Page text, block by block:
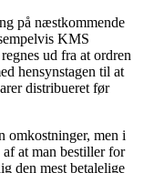
på næstkommende
KMS
ud fra at ordren
hensynstagen til at
distribueret før
omkostninger, men i
at man bestiller for
den mest betalelige